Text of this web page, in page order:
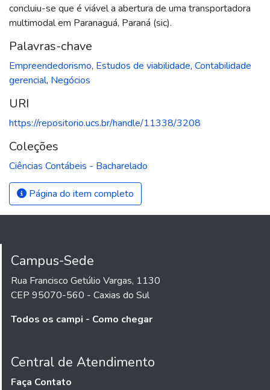
concluiu-se que é viável a abertura de uma transportadora
multimodal em Paranaguá, Paraná (sic).
Palavras-chave
Empreendedorismo, Estudos de viabilidade, Contabilidade
gerencial, Negócios
URI
https://repositorio.ucs.br/handle/11338/3208
Coleções
Ciências Contábeis - Bacharelado
Página do item completo
Campus-Sede
Rua Francisco Getúlio Vargas, 1130
CEP 95070-560 - Caxias do Sul
Todos os campi - Como chegar
Central de Atendimento
Faça Contato